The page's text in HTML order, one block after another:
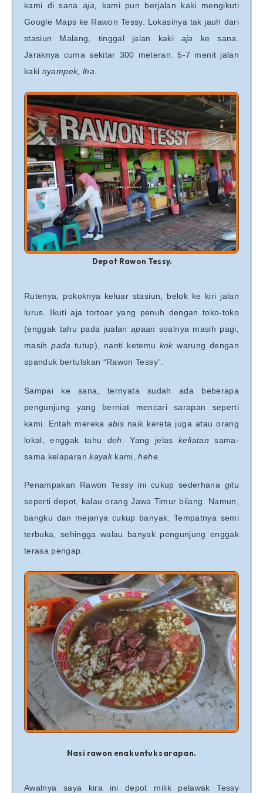
kami di sana aja, kami pun berjalan kaki mengikuti
Google Maps ke Rawon Tessy. Lokasinya tak jauh dari
stasiun Malang, tinggal jalan kaki aja ke sana.
Jaraknya cuma sekitar 300 meteran. 5-7 menit jalan
kaki nyampek, lha.
Depot Rawon Tessy.
Rutenya, pokoknya keluar stasiun, belok ke kiri jalan
lurus. Ikuti aja tortoar yang penuh dengan toko-toko
(enggak tahu pada jualan apaan soalnya masih pagi,
masihpada tutup), nanti ketemu kokwarung dengan
spanduk bertulskan “Rawon Tessy”.
Sampai ke sana, ternyata sudah ada beberapa
pengunjung yang berniat mencari sarapan seperti
kami. Entah mereka abis naik kereta juga atau orang
lokal, enggak tahu deh.Yang jelaskeliatansama-
sama kelaparankayak kami,hehe.
Penampakan Rawon Tessy ini cukup sederhana gitu
seperti depot, kalau orang Jawa Timur bilang. Namun,
bangku dan mejanya cukup banyak. Tempatnya semi
terbuka, sehingga walau banyak pengunjung enggak
terasa pengap.
Nasi rawon enak untuk sarapan.
Awalnya saya kira ini depot milik pelawak Tessy